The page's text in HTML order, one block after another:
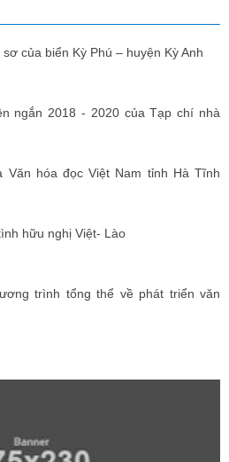
của biển Kỳ Phú – huyện Kỳ Anh
ngắn 2018 - 2020 của Tạp chí nhà
Văn hóa đọc Việt Nam tỉnh Hà Tĩnh
hữu nghị Việt- Lào
trình tổng thể về phát triển văn